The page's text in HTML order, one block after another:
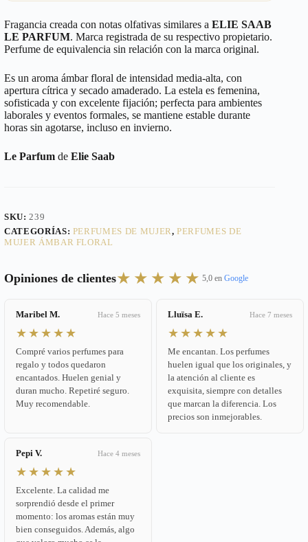
Fragancia creada con notas olfativas similares a ELIE SAAB
LE PARFUM. Marca registrada de su respectivo propietario.
Perfume de equivalencia sin relación con la marca original.
Es un aroma ámbar floral de intensidad media-alta, con
apertura cítrica y secado amaderado. La estela es femenina,
sofisticada y con excelente fijación; perfecta para ambientes
laborales y eventos formales, se mantiene estable durante
horas sin agotarse, incluso en invierno.
Le Parfum de Elie Saab
SKU:239
CATEGORÍAS: PERFUMES DE MUJER,PERFUMES DE
MUJER ÁMBAR FLORAL
Opiniones de clientes★★★★★ 5,0 en Google
Maribel M. Hace 5 meses
★★★★★
Compré varios perfumes para
regalo y todos quedaron
encantados. Huelen genial y
duran mucho. Repetiré seguro.
Muy recomendable.
Lluïsa E. Hace 7 meses
★★★★★
Me encantan. Los perfumes
huelen igual que los originales, y
la atención al cliente es
exquisita, siempre con detalles
que marcan la diferencia. Los
precios son inmejorables.
Pepi V. Hace 4 meses
★★★★★
Excelente. La calidad me
sorprendió desde el primer
momento: los aromas están muy
bien conseguidos. Además, algo